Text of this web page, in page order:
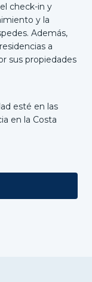
check-in y
y la
Además,
a
sus propiedades
esté en las
en la Costa